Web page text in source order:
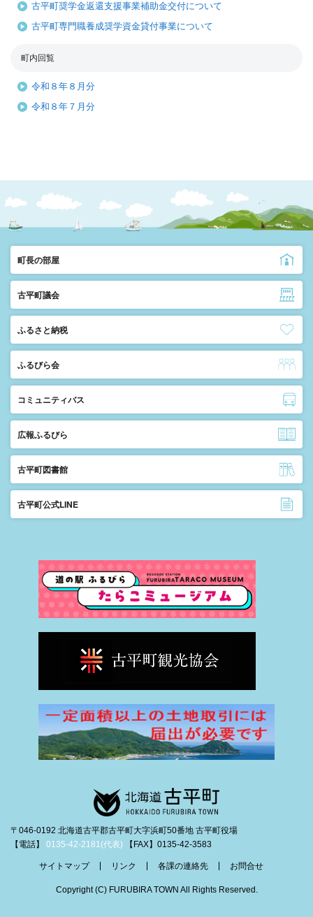
古平町奨学金返還支援事業補助金交付について
古平町専門職養成奨学資金貸付事業について
町内回覧
令和８年８月分
令和８年７月分
町長の部屋
古平町議会
ふるさと納税
ふるびら会
コミュニティバス
広報ふるびら
古平町図書館
古平町公式LINE
〒046-0192 北海道古平郡古平町大字浜町50番地 古平町役場
【電話】 0135-42-2181(代表) 【FAX】0135-42-3583
サイトマップ リンク 各課の連絡先 お問合せ
Copyright (C) FURUBIRA TOWN All Rights Reserved.